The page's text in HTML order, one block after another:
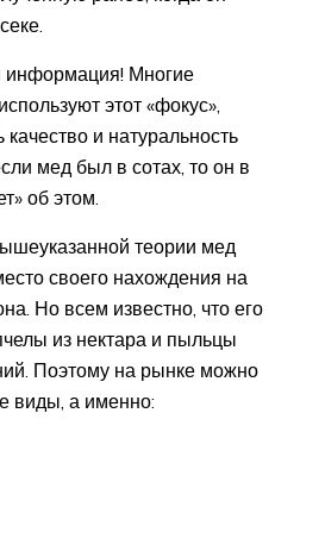
информация! Многие
этот «фокус»,
и натуральность
мед был в сотах, то он в
об этом.
теории мед
своего нахождения на
Но всем известно, что его
из нектара и пыльцы
Поэтому на рынке можно
виды, а именно: